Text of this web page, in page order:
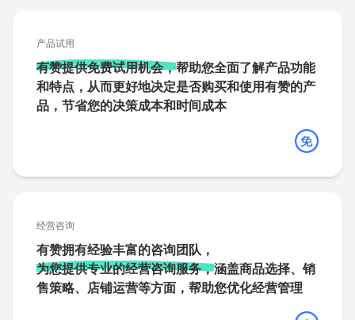
产品试用
有赞提供免费试用机会，帮助您全面了解产品功能
和特点，从而更好地决定是否购买和使用有赞的产
品，节省您的决策成本和时间成本
经营咨询
有赞拥有经验丰富的咨询团队，
为您提供专业的经营咨询服务，涵盖商品选择、销
售策略、店铺运营等方面，帮助您优化经营管理